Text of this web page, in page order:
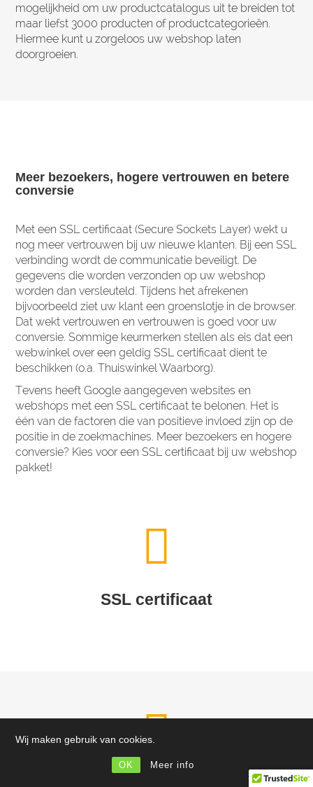
Wij maken gebruik van cookies.
OK Meer info
mogelijkheid om uw productcatalogus uit te breiden tot
maar liefst 3000 producten of productcategorieën.
Hiermee kunt u zorgeloos uw webshop laten
doorgroeien.
Meer bezoekers, hogere vertrouwen en betere
conversie
Met een SSL certificaat (Secure Sockets Layer) wekt u
nog meer vertrouwen bij uw nieuwe klanten. Bij een SSL
verbinding wordt de communicatie beveiligt. De
gegevens die worden verzonden op uw webshop
worden dan versleuteld. Tijdens het afrekenen
bijvoorbeeld ziet uw klant een groenslotje in de browser.
Dat wekt vertrouwen en vertrouwen is goed voor uw
conversie. Sommige keurmerken stellen als eis dat een
webwinkel over een geldig SSL certificaat dient te
beschikken (o.a. Thuiswinkel Waarborg).
Tevens heeft Google aangegeven websites en
webshops met een SSL certificaat te belonen. Het is
één van de factoren die van positieve invloed zijn op de
positie in de zoekmachines. Meer bezoekers en hogere
conversie? Kies voor een SSL certificaat bij uw webshop
pakket!
SSL certificaat